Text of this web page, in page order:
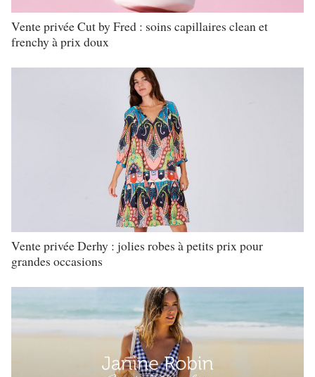
Vente privée Cut by Fred : soins capillaires clean et
frenchy à prix doux
Vente privée Derhy : jolies robes à petits prix pour
grandes occasions